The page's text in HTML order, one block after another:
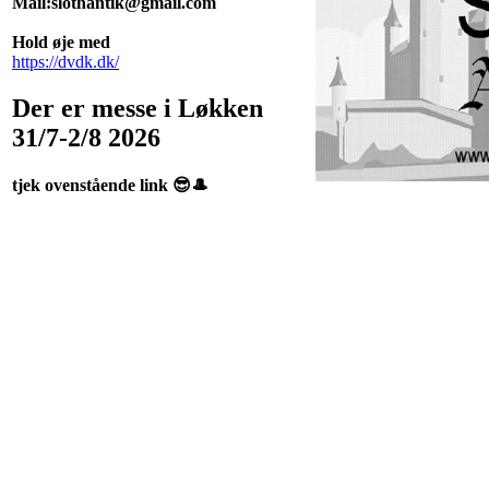
Hold øje med
https://dvdk.dk/
Der er messe i Løkken
31/7-2/8 2026
tjek ovenstående link 😎🎩